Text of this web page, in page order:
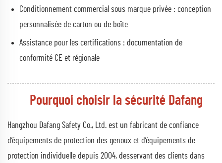
Conditionnement commercial sous marque privée : conception
personnalisée de carton ou de boîte
Assistance pour les certifications : documentation de
conformité CE et régionale
Pourquoi choisir la sécurité Dafang
Hangzhou Dafang Safety Co., Ltd. est un fabricant de confiance
d’équipements de protection des genoux et d’équipements de
protection individuelle depuis 2004, desservant des clients dans